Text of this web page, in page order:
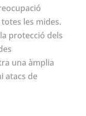
les mides.
protecció dels
una àmplia
atacs de